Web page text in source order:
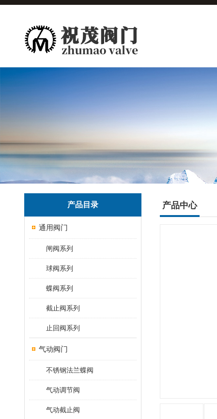
产品目录
通用阀门
闸阀系列
球阀系列
蝶阀系列
截止阀系列
止回阀系列
气动阀门
不锈钢法兰蝶阀
气动调节阀
气动截止阀
产品中心